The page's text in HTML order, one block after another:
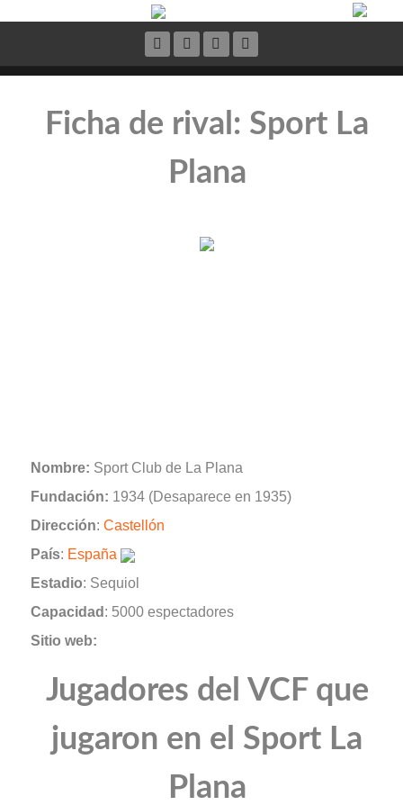
Ficha de rival: Sport La
Plana
Nombre: Sport Club de La Plana
Fundación: 1934 (Desaparece en 1935)
Dirección: Castellón
País: España
Estadio: Sequiol
Capacidad : 5000 espectadores
Sitio web:
Jugadores del VCF que
jugaron en el Sport La
Plana